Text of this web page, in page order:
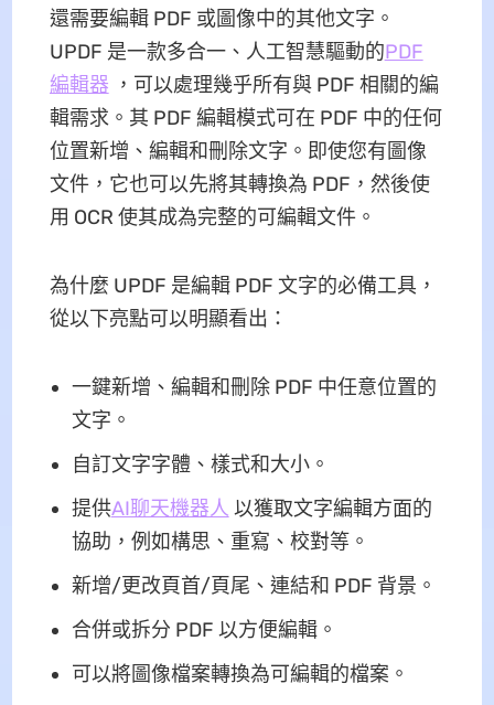
還需要編輯 PDF 或圖像中的其他文字。
UPDF 是一款多合一、人工智慧驅動的PDF
編輯器 ，可以處理幾乎所有與 PDF 相關的編
輯需求。其 PDF 編輯模式可在 PDF 中的任何
位置新增、編輯和刪除文字。即使您有圖像
文件，它也可以先將其轉換為 PDF，然後使
用 OCR 使其成為完整的可編輯文件。
為什麼 UPDF 是編輯 PDF 文字的必備工具，
從以下亮點可以明顯看出：
一鍵新增、編輯和刪除 PDF 中任意位置的
文字。
自訂文字字體、樣式和大小。
提供AI聊天機器人 以獲取文字編輯方面的
協助，例如構思、重寫、校對等。
新增/更改頁首/頁尾、連結和 PDF 背景。
合併或拆分 PDF 以方便編輯。
可以將圖像檔案轉換為可編輯的檔案。